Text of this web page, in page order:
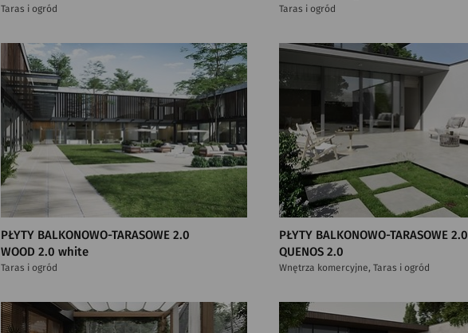
Taras i ogród Taras i ogród
PŁYTY BALKONOWO-TARASOWE 2.0
WOOD 2.0 white
Taras i ogród
PŁYTY BALKONOWO-TARASOWE 2.0
QUENOS 2.0
Wnętrza komercyjne, Taras i ogród